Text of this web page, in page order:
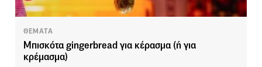
ΘΕΜΑΤΑ
Μπισκότα gingerbread για κέρασμα (ή για
κρέμασμα)